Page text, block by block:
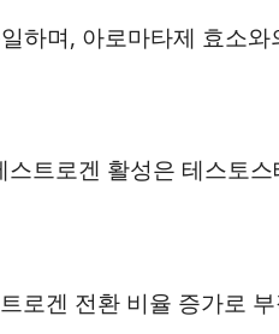
하며, 아로마타제 효소와
트로겐 활성은 테스토
로겐 전환 비율 증가로